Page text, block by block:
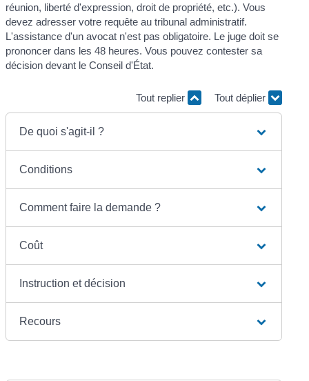
réunion, liberté d'expression, droit de propriété, etc.). Vous
devez adresser votre requête au tribunal administratif.
L'assistance d'un avocat n'est pas obligatoire. Le juge doit se
prononcer dans les 48 heures. Vous pouvez contester sa
décision devant le Conseil d'État.
Tout replier Tout déplier
De quoi s'agit-il ?
Conditions
Comment faire la demande ?
Coût
Instruction et décision
Recours